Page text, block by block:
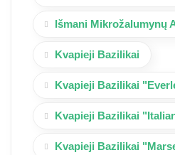
Išmani Mikrožalumynų
Kvapieji Bazilikai
Kvapieji Bazilikai
Kvapieji Bazilikai
Kvapieji Bazilikai